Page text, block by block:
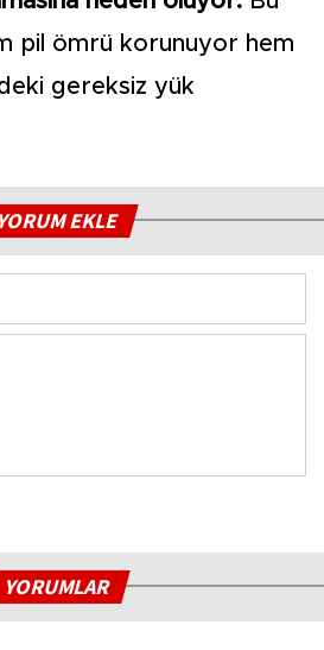
pil ömrü korunuyor hem
gereksiz yük
YORUM EKLE
YORUMLAR